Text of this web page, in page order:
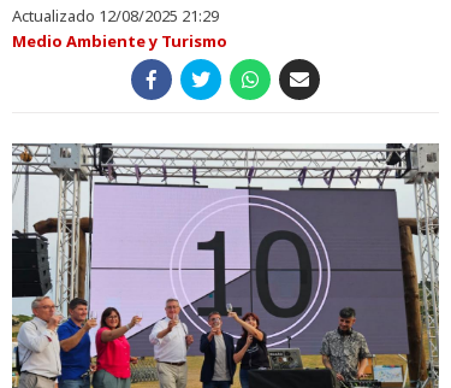
Actualizado 12/08/2025 21:29
Medio Ambiente y Turismo